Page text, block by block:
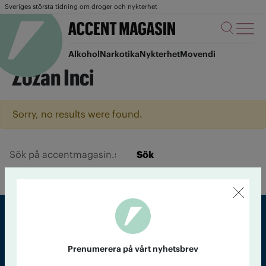
Sveriges största tidning om droger och nykterhet
AlkoholNarkotikaNykterhetMovendi
Zozan Inci
Sorry, no results were found.
Sök
Prenumerera på vårt nyhetsbrev